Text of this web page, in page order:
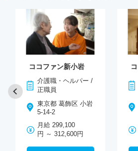
ココファン新小岩
介護職・ヘルパー /
正職員
東京都 葛飾区 小岩
5-14-2
月給 299,100
円 ～ 312,600円